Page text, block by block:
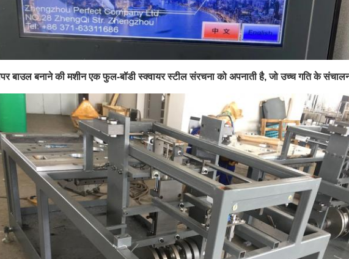
बाउल बनाने की मशीन एक फुल-बॉडी स्क्वायर स्टील संरचना को अपनाती है, जो उच्च गति के